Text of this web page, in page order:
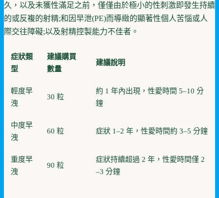
久，以及未獲性滿足之前，僅僅由於極小的性刺激即發生持續
的或反複的射精;和因早泄(PE)而導緻的顯著性個人苦惱或人
際交往障礙;以及射精控製能力不佳者。
症狀類
型
建議購買
數量
建議說明
輕度早
洩
30 粒
約 1 年內出現，性愛時間 5–10 分
鐘
中度早
洩
60 粒 症狀 1–2 年，性愛時間約 3–5 分鐘
重度早
洩
90 粒
症狀持續超過 2 年，性愛時間僅 2
–3 分鐘